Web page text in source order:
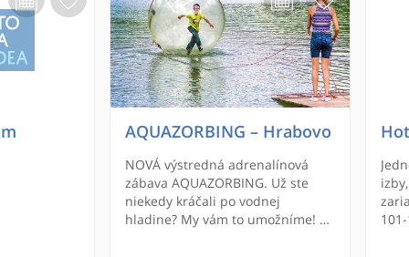
AQUAZORBING – Hrabovo
NOVÁ výstredná adrenalínová
zábava AQUAZORBING. Už ste
niekedy kráčali po vodnej
hladine? My vám to umožníme! A